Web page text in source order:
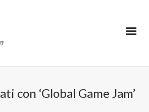
con ‘Global Game Jam’